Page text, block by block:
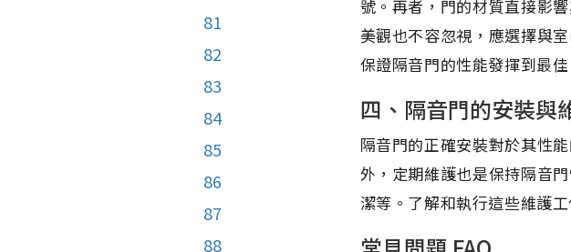
81
82
83
84
85
86
87
88
號。再者，門的材質直接影
美觀也不容忽視，應選擇與
保證隔音門的性能發揮到最佳
四、隔音門的安裝與
隔音門的正確安裝對於其性
外，定期維護也是保持隔音
潔等。了解和執行這些維護